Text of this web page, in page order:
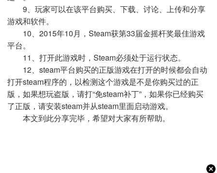
9、玩家可以在该平台购买、下载、讨论、上传和分享
游戏和软件。
10、2015年10月，Steam获第33届金摇杆奖最佳游戏
平台。
11、打开此游戏时，Steam必须处于运行状态。
12、steam平台购买的正版游戏在打开的时候都会自动
打开steam程序的，以检测这个游戏是不是你购买过的正
版，如果想玩盗版，请打“免steam补丁”，如果你已经购买
了正版，请安装steam并从steam里面启动游戏。
本文到此分享完毕，希望对大家有所帮助。